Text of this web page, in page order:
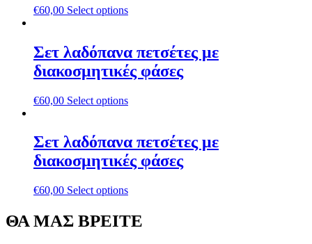
€60,00 Select options
Σετ λαδόπανα πετσέτες με
διακοσμητικές φάσες
€60,00 Select options
Σετ λαδόπανα πετσέτες με
διακοσμητικές φάσες
€60,00 Select options
ΘΑ ΜΑΣ ΒΡΕΙΤΕ